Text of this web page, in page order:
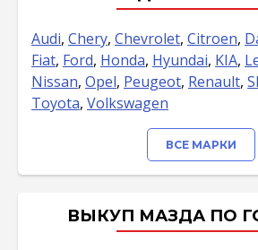
Audi, Chery, Chevrolet, Citroen,
Fiat, Ford, Honda, Hyundai, KIA,
Nissan, Opel, Peugeot, Renault,
Toyota, Volkswagen
ВСЕ МАРКИ
ВЫКУП МАЗДА ПО